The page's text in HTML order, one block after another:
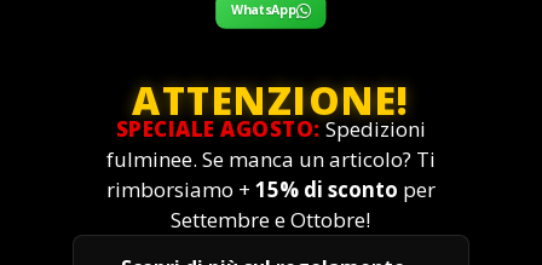
WhatsApp
ATTENZIONE!
SPECIALE AGOSTO: Spedizioni
fulminee. Se manca un articolo? Ti
rimborsiamo + 15% di sconto per
Settembre e Ottobre!